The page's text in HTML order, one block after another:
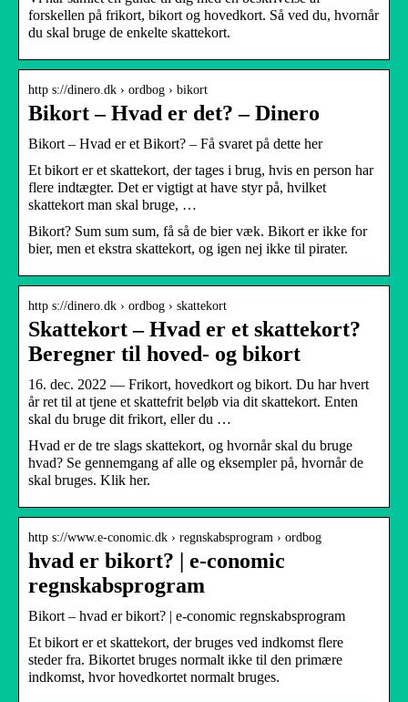
forskellen på frikort, bikort og hovedkort. Så ved du, hvornår
du skal bruge de enkelte skattekort.
http s://dinero.dk › ordbog › bikort
Bikort – Hvad er det? – Dinero
Bikort – Hvad er et Bikort? – Få svaret på dette her
Et bikort er et skattekort, der tages i brug, hvis en person har
flere indtægter. Det er vigtigt at have styr på, hvilket
skattekort man skal bruge, …
Bikort? Sum sum sum, få så de bier væk. Bikort er ikke for
bier, men et ekstra skattekort, og igen nej ikke til pirater.
http s://dinero.dk › ordbog › skattekort
Skattekort – Hvad er et skattekort?
Beregner til hoved- og bikort
16. dec. 2022 — Frikort, hovedkort og bikort. Du har hvert
år ret til at tjene et skattefrit beløb via dit skattekort. Enten
skal du bruge dit frikort, eller du …
Hvad er de tre slags skattekort, og hvornår skal du bruge
hvad? Se gennemgang af alle og eksempler på, hvornår de
skal bruges. Klik her.
http s://www.e-conomic.dk › regnskabsprogram › ordbog
hvad er bikort? | e-conomic
regnskabsprogram
Bikort – hvad er bikort? | e-conomic regnskabsprogram
Et bikort er et skattekort, der bruges ved indkomst flere
steder fra. Bikortet bruges normalt ikke til den primære
indkomst, hvor hovedkortet normalt bruges.